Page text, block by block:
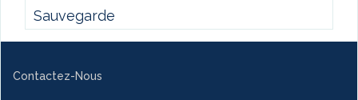
Sauvegarde
Contactez-Nous